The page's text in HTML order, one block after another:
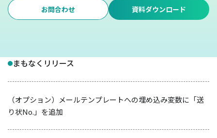
お問合わせ 資料ダウンロード
まもなくリリース
（オプション）メールテンプレートへの埋め込み変数に「送
り状No.」を追加